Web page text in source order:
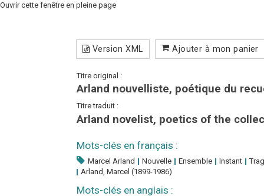
Ouvrir cette fenêtre en pleine page
Version XML Ajouter à mon panier
Titre original :
Arland nouvelliste, poétique du
Titre traduit :
Arland novelist, poetics of the
Mots-clés en français :
Marcel Arland Nouvelle Ensemble Instant
Arland, Marcel (1899-1986)
Mots-clés en anglais :